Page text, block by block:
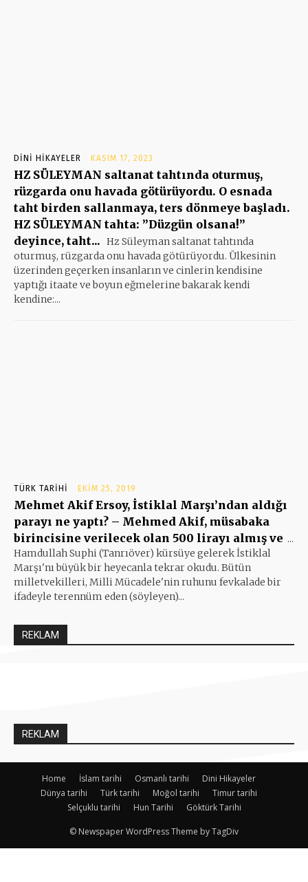
DINI HIKAYELER KASIM 17, 2023
HZ SÜLEYMAN saltanat tahtında oturmuş,
rüzgarda onu havada götürüyordu. O esnada
taht birden sallanmaya, ters dönmeye başladı.
HZ SÜLEYMAN tahta: ”Düzgün olsana!”
deyince, taht... Hz Süleyman saltanat tahtında
oturmuş, rüzgarda onu havada götürüyordu. Ülkesinin
üzerinden geçerken insanların ve cinlerin kendisine
yaptığı itaate ve boyun eğmelerine bakarak kendi
kendine:...
TÜRK TARIHI EKIM 25, 2019
Mehmet Akif Ersoy, İstiklal Marşı’ndan aldığı
parayı ne yaptı? – Mehmed Akif, müsabaka
birincisine verilecek olan 500 lirayı almış ve ...
Hamdullah Suphi (Tanrıöver) kürsüye gelerek İstiklal
Marşı'nı büyük bir heyecanla tekrar okudu. Bütün
milletvekilleri, Milli Mücadele'nin ruhunu fevkalade bir
ifadeyle terennüm eden (söyleyen)...
REKLAM
REKLAM
Home İslam tarihi Osmanlı tarihi
Dini Hikayeler
Dünya tarihi
Türk tarihi Moğol tarihi
Timur tarihi
Selçuklu tarihi
Hun Tarihi Göktürk Tarihi
© Newspaper WordPress Theme by TagDiv